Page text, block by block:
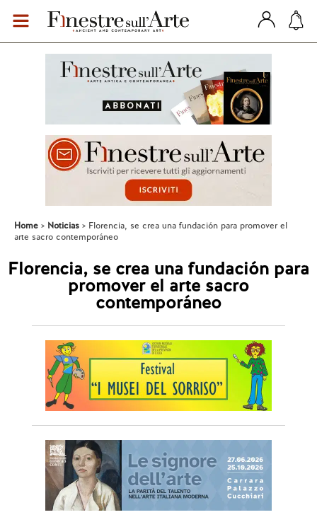
Home Noticias
Florencia, se crea una fundación para promover el
arte sacro contemporáneo
Florencia, se crea una fundación para
promover el arte sacro
contemporáneo